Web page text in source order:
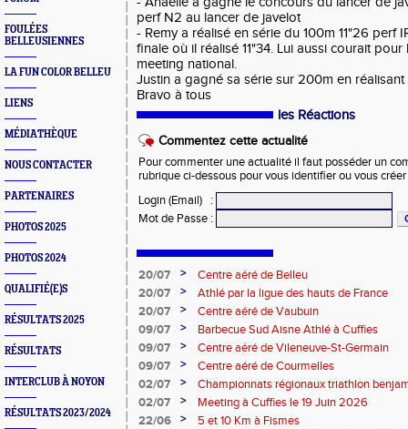
FOULÉES
BELLEUSIENNES
LA FUN COLOR BELLEU
LIENS
MÉDIATHÈQUE
NOUS CONTACTER
PARTENAIRES
PHOTOS 2025
PHOTOS 2024
QUALIFIÉ(E)S
RÉSULTATS 2025
RÉSULTATS
INTERCLUB À NOYON
RÉSULTATS 2023/2024
perf N2 au lancer de javelot
- Remy a réalisé en série du 100m 11"26 perf
finale où il réalisé 11"34. Lui aussi courait
meeting national.
Justin a gagné sa série sur 200m en
Bravo à tous
les Réactions
Commentez cette actualité
Pour commenter une actualité il faut posséder un
rubrique ci-dessous pour vous identifier ou vous
Login (Email)
:
Mot de Passe :
20/07 >
Centre aéré de Belleu
20/07
>
Athlé par la ligue des hauts de France
20/07
>
Centre aéré de Vaubuin
09/07
>
Barbecue Sud Aisne Athlé à Cuffies
09/07
>
Centre aéré de Vileneuve-St-Germain
09/07
>
Centre aéré de Courmelles
02/07
>
Championnats régionaux triathlon
2026
02/07 >
Meeting à Cuffies le 19 Juin 2026
22/06
>
5 et 10 Km à Fismes